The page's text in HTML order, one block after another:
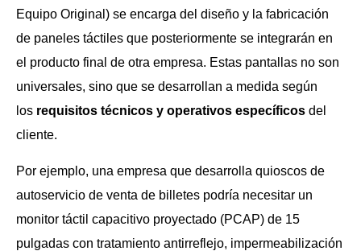
Equipo Original) se encarga del diseño y la fabricación
de paneles táctiles que posteriormente se integrarán en
el producto final de otra empresa. Estas pantallas no son
universales, sino que se desarrollan a medida según
los requisitos técnicos y operativos específicos del
cliente.
Por ejemplo, una empresa que desarrolla quioscos de
autoservicio de venta de billetes podría necesitar un
monitor táctil capacitivo proyectado (PCAP) de 15
pulgadas con tratamiento antirreflejo, impermeabilización